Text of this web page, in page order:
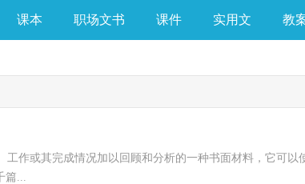
课本 职场文书 课件 实用文 教
作或其完成情况加以回顾和分析的一种书面材料，它可以
篇...